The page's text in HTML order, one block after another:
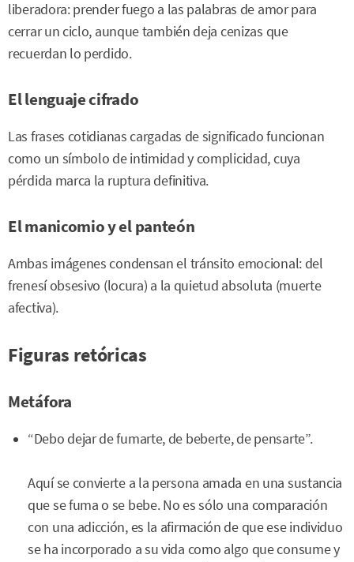
liberadora: prender fuego a las palabras de amor para
cerrar un ciclo, aunque también deja cenizas que
recuerdan lo perdido.
El lenguaje cifrado
Las frases cotidianas cargadas de significado funcionan
como un símbolo de intimidad y complicidad, cuya
pérdida marca la ruptura definitiva.
El manicomio y el panteón
Ambas imágenes condensan el tránsito emocional: del
frenesí obsesivo (locura) a la quietud absoluta (muerte
afectiva).
Figuras retóricas
Metáfora
“Debo dejar de fumarte, de beberte, de pensarte”.
Aquí se convierte a la persona amada en una sustancia
que se fuma o se bebe. No es sólo una comparación
con una adicción, es la afirmación de que ese individuo
se ha incorporado a su vida como algo que consume y